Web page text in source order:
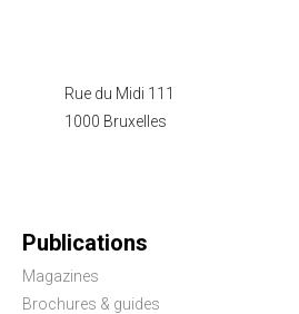
Rue du Midi 111
1000 Bruxelles
Publications
Magazines
Brochures & guides